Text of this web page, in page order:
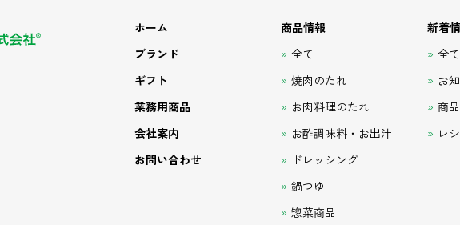
ホーム
ブランド
ギフト
業務用商品
会社案内
お問い合わせ
商品情報
全て
焼肉のたれ
お肉料理のたれ
お酢調味料・お出汁
ドレッシング
鍋つゆ
惣菜商品
新着
全て
お
商
レ